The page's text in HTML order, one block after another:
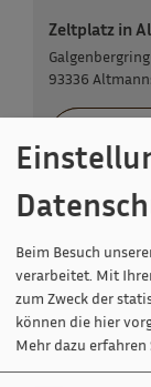
Zeltplatz in
Galgenbergring
93336
Beim Besuch
verarbeitet. Mit
zum Zweck der
können die hier
Mehr dazu erfahren